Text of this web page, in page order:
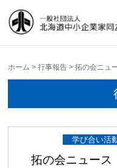
北海道中
良い会社、良い経営
ホーム >行事報告 >拓の会ニュ
学び合い活
拓の会ニュー